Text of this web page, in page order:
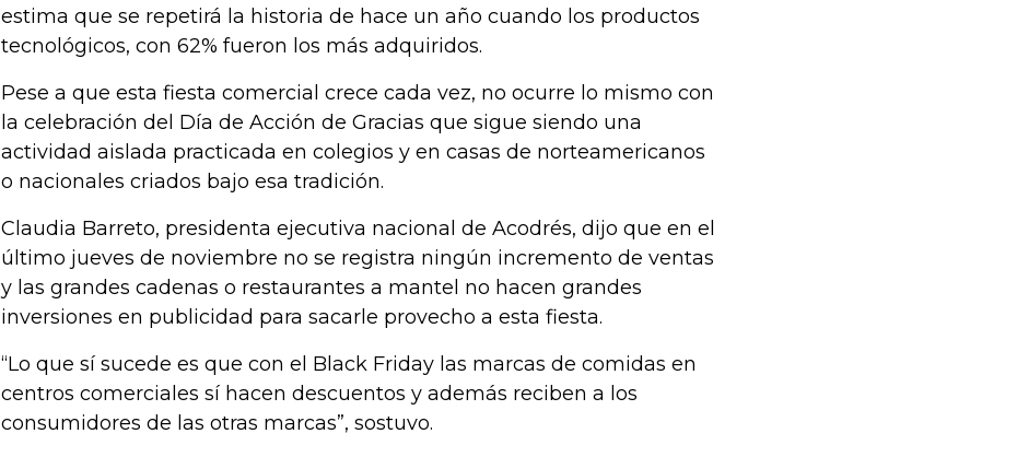
estima que se repetirá la historia de hace un año cuando los productos
tecnológicos, con 62% fueron los más adquiridos.
Pese a que esta fiesta comercial crece cada vez, no ocurre lo mismo con
la celebración del Día de Acción de Gracias que sigue siendo una
actividad aislada practicada en colegios y en casas de norteamericanos
o nacionales criados bajo esa tradición.
Claudia Barreto, presidenta ejecutiva nacional de Acodrés, dijo que en el
último jueves de noviembre no se registra ningún incremento de ventas
y las grandes cadenas o restaurantes a mantel no hacen grandes
inversiones en publicidad para sacarle provecho a esta fiesta.
“Lo que sí sucede es que con el Black Friday las marcas de comidas en
centros comerciales sí hacen descuentos y además reciben a los
consumidores de las otras marcas”, sostuvo.